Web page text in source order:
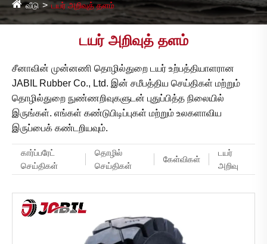
வீடு டயர் அறிவுத் தளம்
டயர் அறிவுத் தளம்
சீனாவின் முன்னணி தொழில்துறை டயர் உற்பத்தியாளரான
JABIL Rubber Co., Ltd. இன் சமீபத்திய செய்திகள் மற்றும்
தொழில்துறை நுண்ணறிவுகளுடன் புதுப்பித்த நிலையில்
இருங்கள். எங்கள் கண்டுபிடிப்புகள் மற்றும் உலகளாவிய
இருப்பைக் கண்டறியவும்.
கார்ப்பரேட்
செய்திகள்
தொழில்
செய்திகள்
கேள்விகள்
டயர்
அறிவு